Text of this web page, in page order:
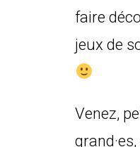
faire
jeux de
Venez,